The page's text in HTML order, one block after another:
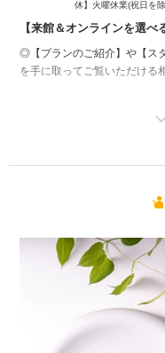
休】火曜休業(祝日を
【来館＆オンラインを選べ
◎【プランのご紹介】や【ス
を手に取ってご覧いただける
【お料理のご試食】もご用意